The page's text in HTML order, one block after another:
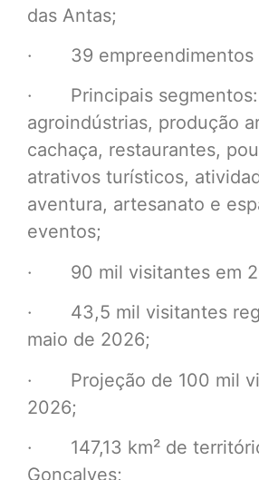
das Antas;
· 39 empreendimentos
· Principais segmentos:
agroindústrias, produção
cachaça, restaurantes,
atrativos turísticos,
aventura, artesanato e
eventos;
· 90 mil visitantes em
· 43,5 mil visitantes
maio de 2026;
· Projeção de 100 mil
2026;
· 147,13 km² de
Gonçalves;